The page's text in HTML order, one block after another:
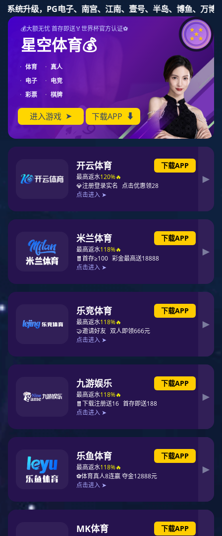
东升国际
东升国际 关于东升国际 产品 健康睡眠
东升国际东升国际
关于东升国际
产品中心
健康睡眠系统
资讯动态
联系东升国际
官方商城
时尚圈圈纯棉四件套
描述：100%纯棉面料,环保活性印花工艺,精选品质面料亲肤 气,柔软
细腻,色牢度高不易褪色舒适耐用
立即购买
产品简介 产品参数 服务支持